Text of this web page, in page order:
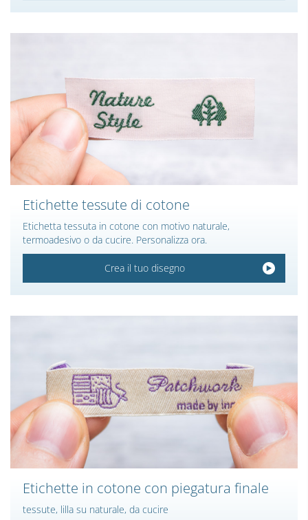
Etichette tessute di cotone
Etichetta tessuta in cotone con motivo naturale,
termoadesivo o da cucire. Personalizza ora.
Crea il tuo disegno
Etichette in cotone con piegatura finale
tessute, lilla su naturale, da cucire